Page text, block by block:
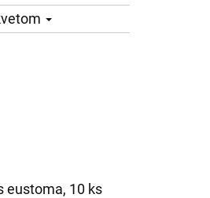
eustoma, 10 ks